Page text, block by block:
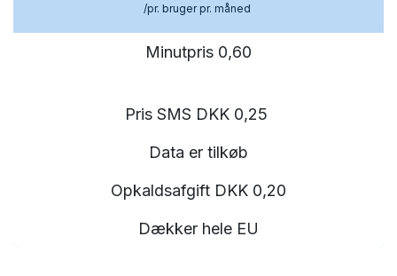
/pr. bruger pr. måned
Minutpris 0,60
Pris SMS DKK 0,25
Data er tilkøb
Opkaldsafgift DKK 0,20
Dækker hele EU